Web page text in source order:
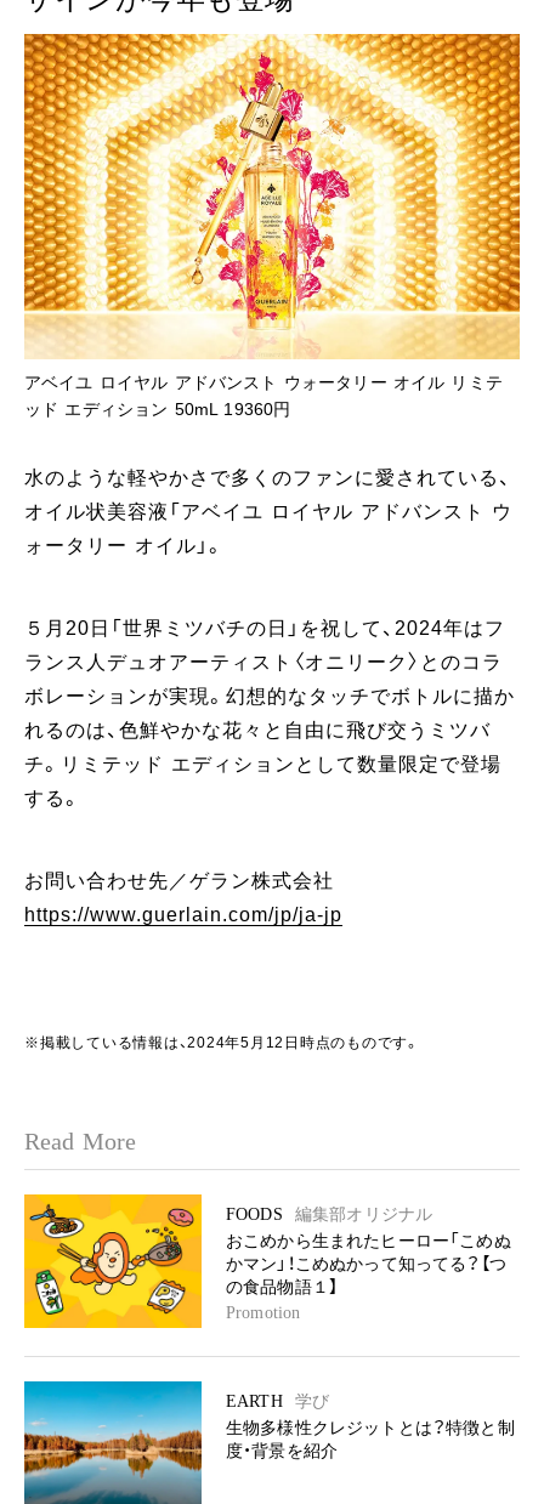
アベイユ ロイヤル アドバンスト ウォータリー オイル リミテ
ッド エディション 50mL 19360円
水のような軽やかさで多くのファンに愛されている、
オイル状美容液「アベイユ ロイヤル アドバンスト ウ
ォータリー オイル」。
５月20日「世界ミツバチの日」を祝して、2024年はフ
ランス人デュオアーティスト〈オニリーク〉とのコラ
ボレーションが実現。幻想的なタッチでボトルに描か
れるのは、色鮮やかな花々と自由に飛び交うミツバ
チ。リミテッド エディションとして数量限定で登場
する。
お問い合わせ先／ゲラン株式会社
https://www.guerlain.com/jp/ja-jp
※掲載している情報は、2024年5月12日時点のものです。
Read More
FOODS
編集部オリジナル
おこめから生まれたヒーロー「こめぬ
かマン」！こめぬかって知ってる？【つ
の食品物語１】
Promotion
EARTH
学び
生物多様性クレジットとは？特徴と制
度・背景を紹介